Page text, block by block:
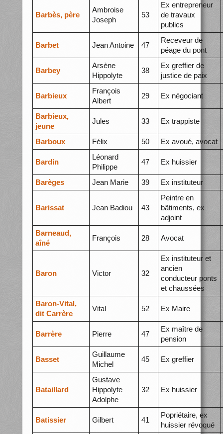
Barbès, père
Ambroise
Joseph
53
Ex entrepreneur
de travaux
publics
Barbet Jean Antoine 47
Receveur de
péage du pont
Barbey
Arsène
Hippolyte
38
Ex greffier de
justice de paix
Barbieux
François
Albert
29 Ex négociant
Barbieux,
jeune
Jules 33 Ex trappiste
Barboux Félix 50 Ex avoué, avocat
Bardin
Léonard
Philippe
47 Ex huissier
Barèges Jean Marie 39 Ex instituteur
Barissat Jean Badiou 43
Peintre en
bâtiments, ex
adjoint
Barneaud,
aîné
François 28 Avocat
Baron Victor 32
Ex instituteur et
ancien
conducteur ponts
et chaussées
Baron-Vital,
dit Carrère
Vital 52 Ex Maire
Barrère Pierre 47
Ex maître de
pension
Basset
Guillaume
Michel
45 Ex greffier
Bataillard
Gustave
Hippolyte
Adolphe
32 Ex huissier
Batissier Gilbert 41
Popriétaire, ex
huissier révoqué